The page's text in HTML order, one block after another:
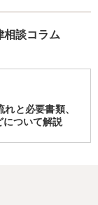
相談コラム
と必要書類、
について解説